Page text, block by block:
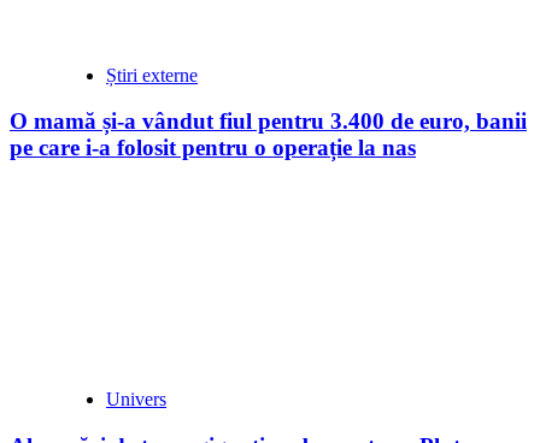
Știri externe
O mamă și-a vândut fiul pentru 3.400 de euro, banii
pe care i-a folosit pentru o operație la nas
Univers